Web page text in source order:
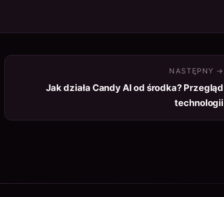
NASTĘPNY →
Jak działa Candy AI od środka? Przegląd
technologii